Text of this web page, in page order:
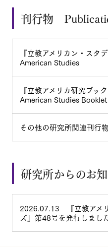
刊行物
『立教アメリカン・スタ
American Studies
『立教アメリカ研究ブッ
American Studies Booklet
その他の研究所関連刊
研究所からのお
2026.07.13 『立教アメ
ズ』第48号を発行しまし